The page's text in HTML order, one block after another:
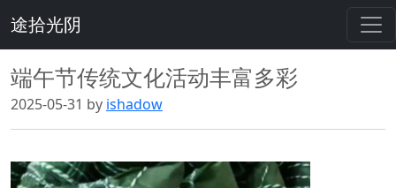
途拾光阴
端午节传统文化活动丰富多彩
2025-05-31 by ishadow